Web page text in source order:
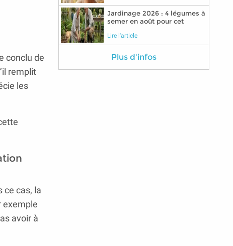
conclu de
remplit
les
ce cas, la
exemple
avoir à
Jardinage 2026 : 4 légumes à
semer en août pour cet
Lire l'article
Plus d'infos